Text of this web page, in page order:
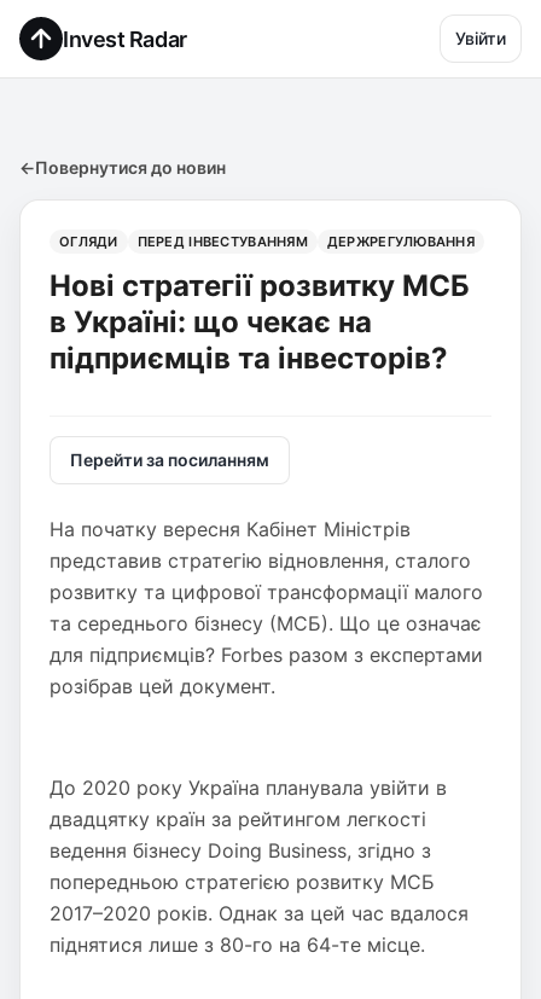
Invest Radar Увійти
←Повернутися до новин
ОГЛЯДИ ПЕРЕД ІНВЕСТУВАННЯМ ДЕРЖРЕГУЛЮВАННЯ
Нові стратегії розвитку МСБ
в Україні: що чекає на
підприємців та інвесторів?
Перейти за посиланням
На початку вересня Кабінет Міністрів
представив стратегію відновлення, сталого
розвитку та цифрової трансформації малого
та середнього бізнесу (МСБ). Що це означає
для підприємців? Forbes разом з експертами
розібрав цей документ.
До 2020 року Україна планувала увійти в
двадцятку країн за рейтингом легкості
ведення бізнесу Doing Business, згідно з
попередньою стратегією розвитку МСБ
2017–2020 років. Однак за цей час вдалося
піднятися лише з 80-го на 64-те місце.